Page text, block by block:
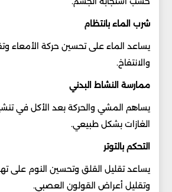
شرب الماء بانتظام
يساعد الماء على تحسين حركة الأمعاء
والانتفاخ.
ممارسة النشاط البدني
يساهم المشي والحركة بعد الأكل في
الغازات بشكل طبيعي.
التحكم بالتوتر
يساعد تقليل القلق وتحسين النوم على
وتقليل أعراض القولون العصبي.